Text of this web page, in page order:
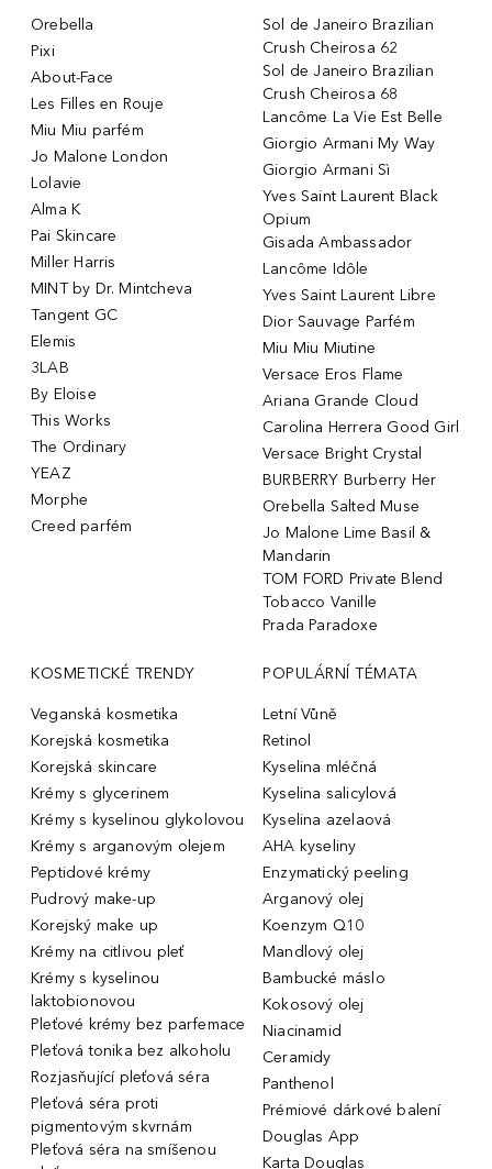
Orebella
Pixi
About-Face
Les Filles en Rouje
Miu Miu parfém
Jo Malone London
Lolavie
Alma K
Pai Skincare
Miller Harris
MINT by Dr. Mintcheva
Tangent GC
Elemis
3LAB
By Eloise
This Works
The Ordinary
YEAZ
Morphe
Creed parfém
Sol de Janeiro Brazilian
Crush Cheirosa 62
Sol de Janeiro Brazilian
Crush Cheirosa 68
Lancôme La Vie Est Belle
Giorgio Armani My Way
Giorgio Armani Sì
Yves Saint Laurent Black
Opium
Gisada Ambassador
Lancôme Idôle
Yves Saint Laurent Libre
Dior Sauvage Parfém
Miu Miu Miutine
Versace Eros Flame
Ariana Grande Cloud
Carolina Herrera Good Girl
Versace Bright Crystal
BURBERRY Burberry Her
Orebella Salted Muse
Jo Malone Lime Basil &
Mandarin
TOM FORD Private Blend
Tobacco Vanille
Prada Paradoxe
KOSMETICKÉ TRENDY
Veganská kosmetika
Korejská kosmetika
Korejská skincare
Krémy s glycerinem
Krémy s kyselinou glykolovou
Krémy s arganovým olejem
Peptidové krémy
Pudrový make-up
Korejský make up
Krémy na citlivou pleť
Krémy s kyselinou
laktobionovou
Pleťové krémy bez parfemace
Pleťová tonika bez alkoholu
Rozjasňující pleťová séra
Pleťová séra proti
pigmentovým skvrnám
Pleťová séra na smíšenou
POPULÁRNÍ TÉMATA
Letní Vůně
Retinol
Kyselina mléčná
Kyselina salicylová
Kyselina azelaová
AHA kyseliny
Enzymatický peeling
Arganový olej
Koenzym Q10
Mandlový olej
Bambucké máslo
Kokosový olej
Niacinamid
Ceramidy
Panthenol
Prémiové dárkové balení
Douglas App
Karta Douglas